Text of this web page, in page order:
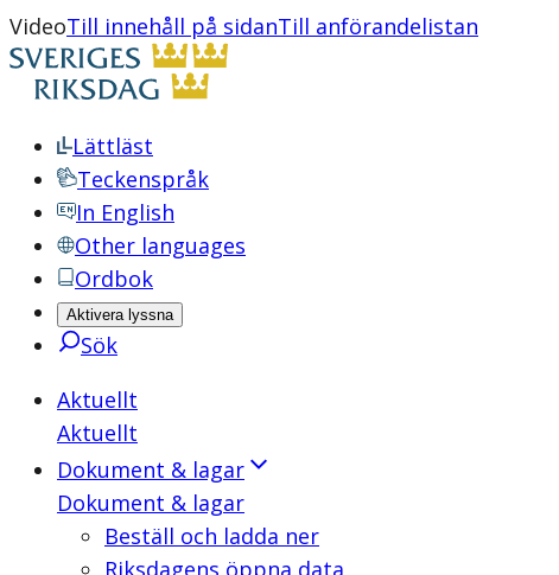
VideoTill innehåll på sidanTill anförandelistan
Lättläst
Teckenspråk
In English
Other languages
Ordbok
Aktivera lyssna
Sök
Aktuellt
Aktuellt
Dokument & lagar
Dokument & lagar
Beställ och ladda ner
Riksdagens öppna data